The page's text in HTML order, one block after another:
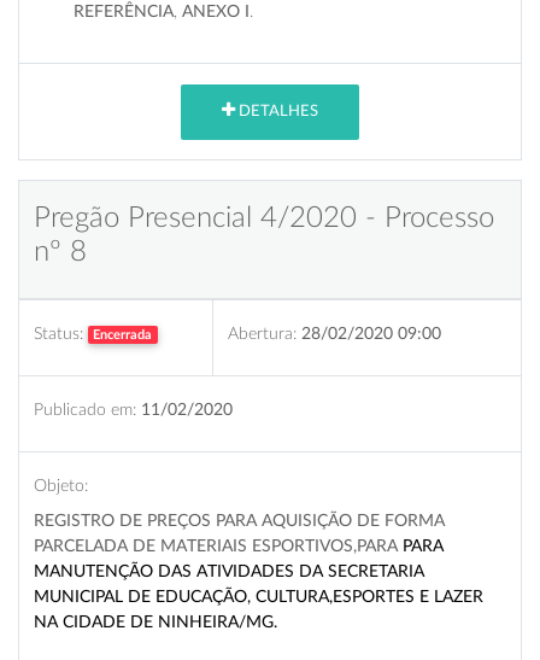
REFERÊNCIA, ANEXO I
DETALHES
Pregão Presencial 4/2020 - Processo
nº 8
Status: Encerrada Abertura: 28/02/2020 09:00
Publicado em: 11/02/2020
Objeto:
REGISTRO DE PREÇOS PARA AQUISIÇÃO DE FORMA
PARCELADA DE MATERIAIS ESPORTIVOS,PARA PARA
MANUTENÇÃO DAS ATIVIDADES DA SECRETARIA
MUNICIPAL DE EDUCAÇÃO, CULTURA,ESPORTES E LAZER
NA CIDADE DE NINHEIRA/MG.